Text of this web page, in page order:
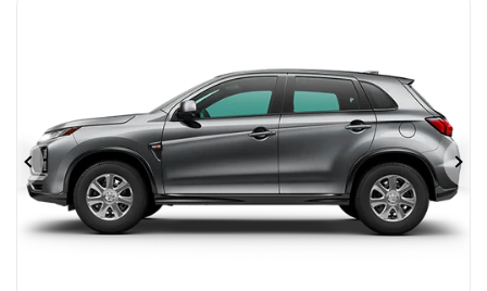
Précédent